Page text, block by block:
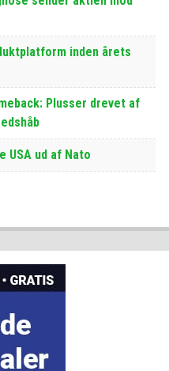
inden årets
Plusser drevet af
USA ud af Nato